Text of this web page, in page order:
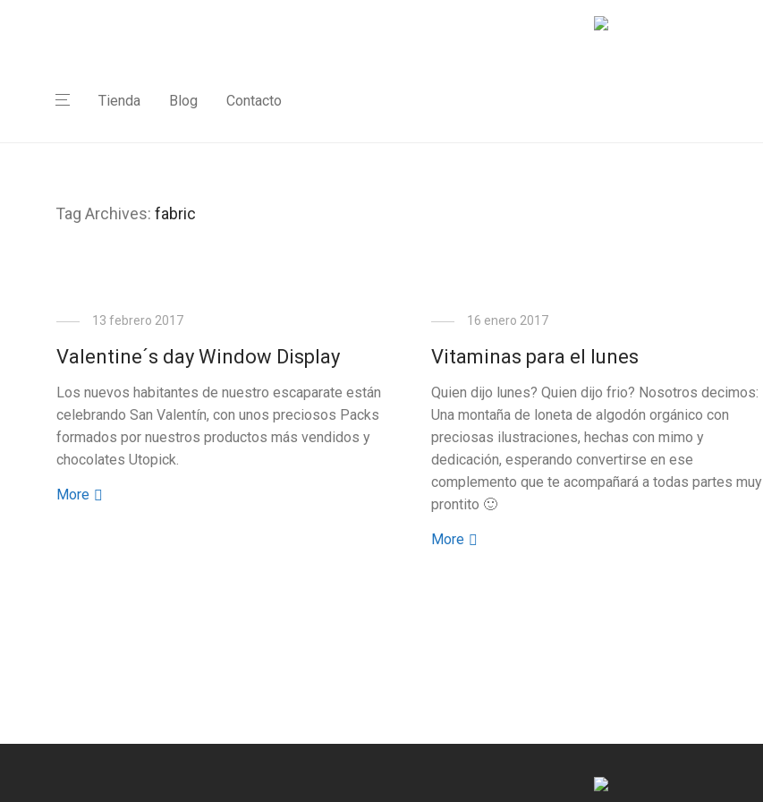
Tienda Blog Contacto
Tag Archives: fabric
13 febrero 2017
Valentine´s day Window Display
Los nuevos habitantes de nuestro escaparate están
celebrando San Valentín, con unos preciosos Packs
formados por nuestros productos más vendidos y
chocolates Utopick.
More
16 enero 2017
Vitaminas para el lunes
Quien dijo lunes? Quien dijo frio? Nosotros decimos:
Una montaña de loneta de algodón orgánico con
preciosas ilustraciones, hechas con mimo y
dedicación, esperando convertirse en ese
complemento que te acompañará a todas partes muy
prontito 🙂
More